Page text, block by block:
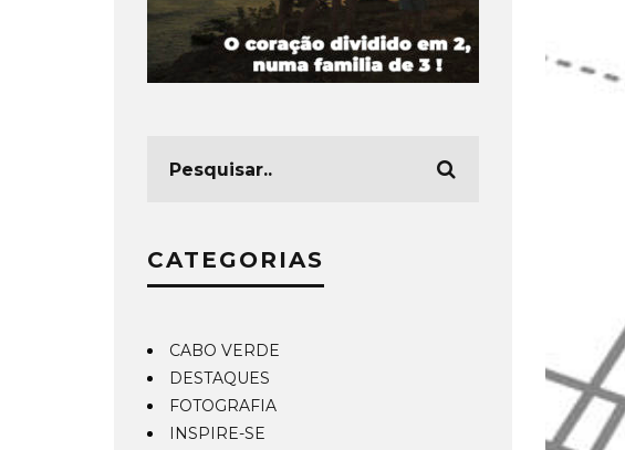
CATEGORIAS
CABO VERDE
DESTAQUES
FOTOGRAFIA
INSPIRE-SE